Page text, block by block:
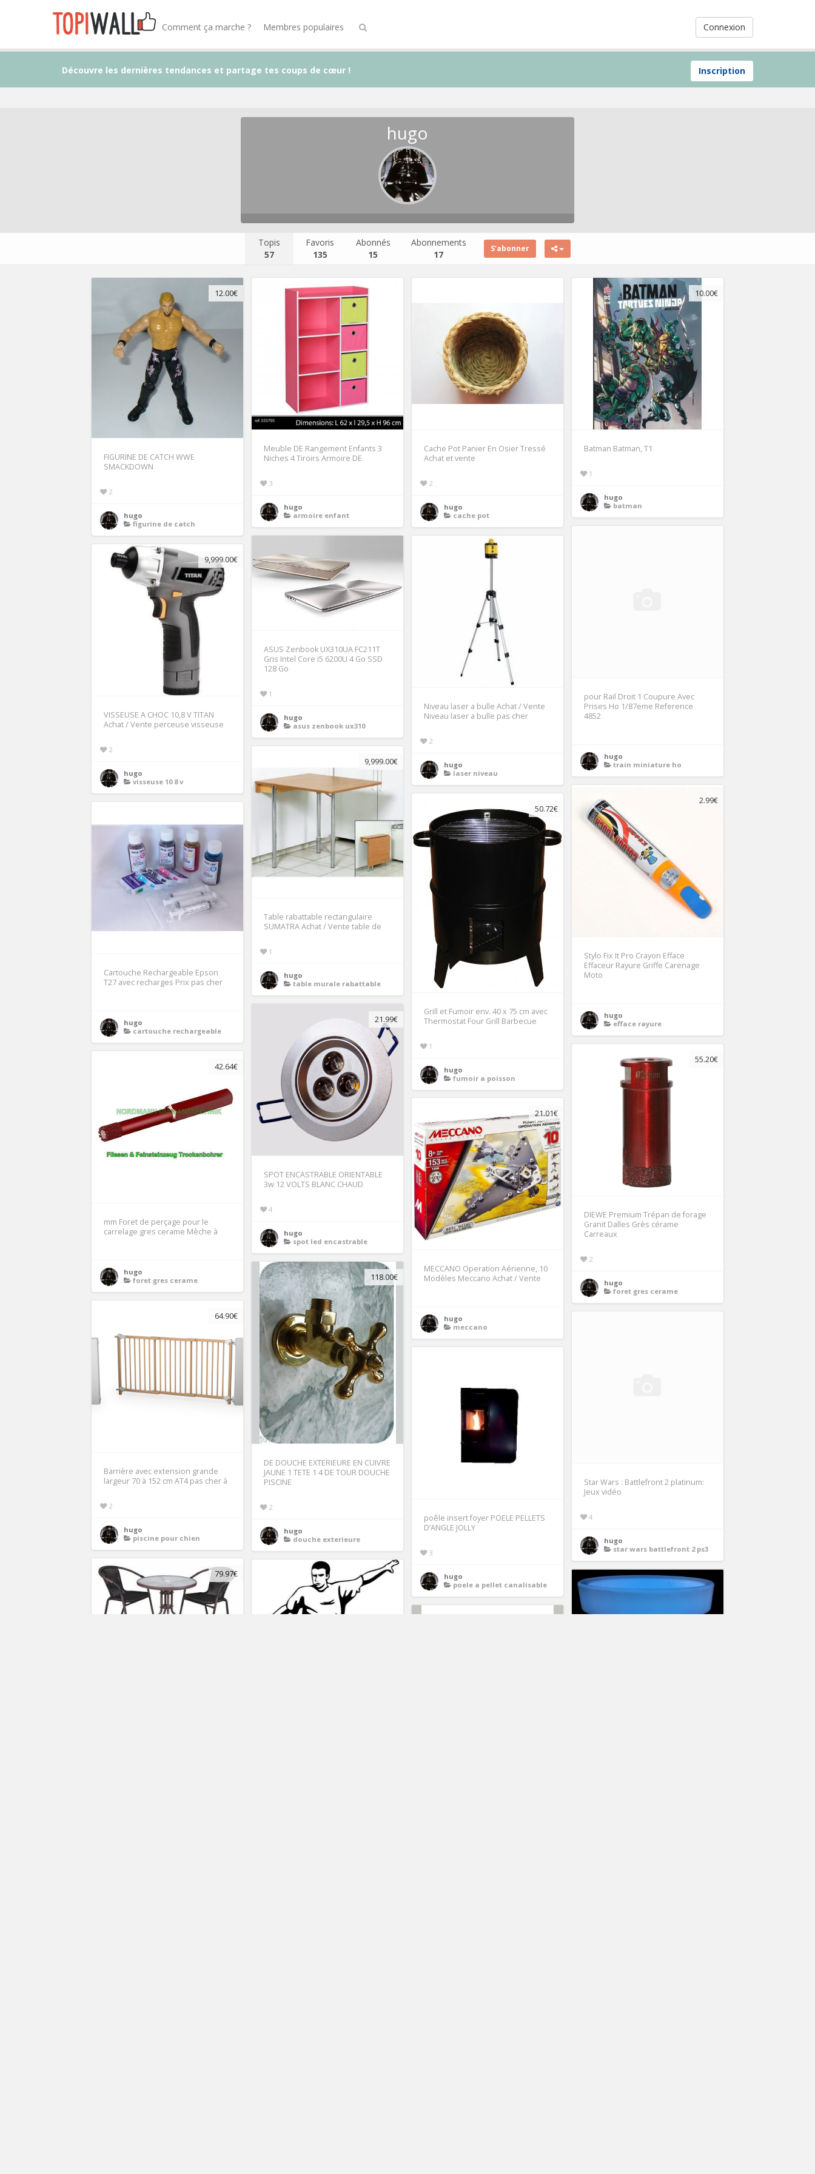
Connexion
Comment ça marche ? Membres populaires
Inscription
Découvre les dernières tendances et partage tes coups de cœur !
hugo
Topis
57
Favoris
135
Abonnés
15
Abonnements
17
S’abonner
12.00€
FIGURINE DE CATCH WWE
SMACKDOWN
2
hugo
figurine de catch
Meuble DE Rangement Enfants 3
Niches 4 Tiroirs Armoire DE
3
hugo
armoire enfant
Cache Pot Panier En Osier Tressé
Achat et vente
2
hugo
cache pot
10.00€
Batman Batman, T1
1
hugo
batman
pour Rail Droit 1 Coupure Avec
Prises Ho 1/87eme Reference
4852
hugo
train miniature ho
ASUS Zenbook UX310UA FC211T
Gris Intel Core i5 6200U 4 Go SSD
128 Go
1
hugo
asus zenbook ux310
Niveau laser a bulle Achat / Vente
Niveau laser a bulle pas cher
2
hugo
laser niveau
9,999.00€
VISSEUSE A CHOC 10,8 V TITAN
Achat / Vente perceuse visseuse
2
hugo
visseuse 10 8 v
9,999.00€
Table rabattable rectangulaire
SUMATRA Achat / Vente table de
1
hugo
table murale rabattable
2.99€
Stylo Fix It Pro Crayon Efface
Effaceur Rayure Griffe Carenage
Moto
hugo
efface rayure
50.72€
Grill et Fumoir env. 40 x 75 cm avec
Thermostat Four Grill Barbecue
1
hugo
fumoir a poisson
Cartouche Rechargeable Epson
T27 avec recharges Prix pas cher
hugo
cartouche rechargeable
21.99€
SPOT ENCASTRABLE ORIENTABLE
3w 12 VOLTS BLANC CHAUD
4
hugo
spot led encastrable
55.20€
DIEWE Premium Trépan de forage
Granit Dalles Grès cérame
Carreaux
2
hugo
foret gres cerame
42.64€
mm Foret de perçage pour le
carrelage gres cerame Mèche à
hugo
foret gres cerame
21.01€
MECCANO Operation Aérienne, 10
Modèles Meccano Achat / Vente
hugo
meccano
118.00€
DE DOUCHE EXTERIEURE EN CUIVRE
JAUNE 1 TETE 1 4 DE TOUR DOUCHE
PISCINE
2
hugo
douche exterieure
64.90€
Barrière avec extension grande
largeur 70 à 152 cm AT4 pas cher à
2
hugo
piscine pour chien
Star Wars : Battlefront 2 platinum:
Jeux vidéo
4
hugo
star wars battlefront 2 ps3
poêle insert foyer POELE PELLETS
D’ANGLE JOLLY
3
hugo
poele a pellet canalisable
79.97€